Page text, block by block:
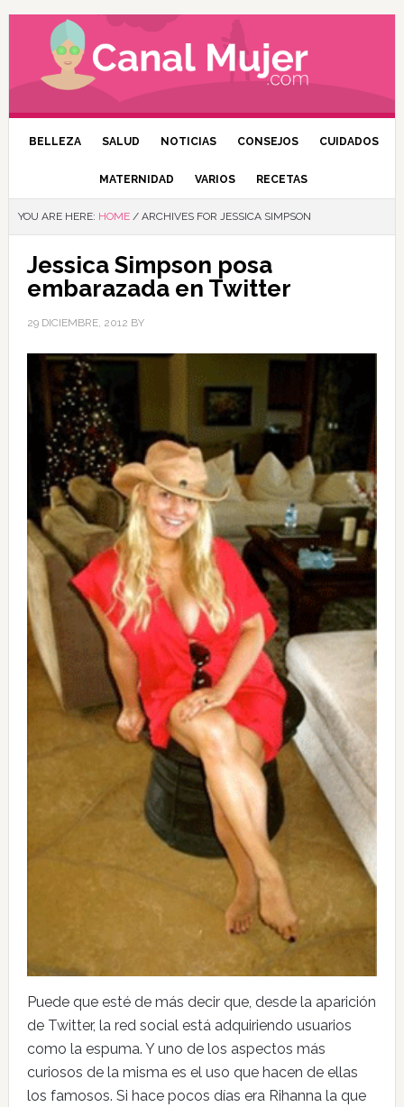
BELLEZA SALUD NOTICIAS CONSEJOS CUIDADOS
MATERNIDAD VARIOS RECETAS
YOU ARE HERE: HOME /ARCHIVES FOR JESSICA SIMPSON
Jessica Simpson posa
embarazada en Twitter
29 DICIEMBRE, 2012 BY
Puede que esté de más decir que, desde la aparición
de Twitter, la red social está adquiriendo usuarios
como la espuma. Y uno de los aspectos más
curiosos de la misma es el uso que hacen de ellas
los famosos. Si hace pocos días era Rihanna la que